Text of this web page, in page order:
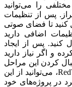
را می‌توانید
پس از تنظیمات
کنید تا فضای صوتی
اضافی دارید
کنید. پس از ایجاد
و اگر نیاز دارید
کردن این مراحل
و آشنایی با ویژگی‌ها و ابزارهای نرم‌افزار RedVerb، می‌توانید از این
در پروژه‌های خود